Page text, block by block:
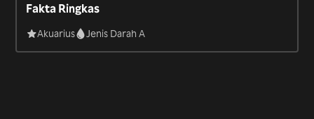
Fakta Ringkas
Akuarius Jenis Darah A